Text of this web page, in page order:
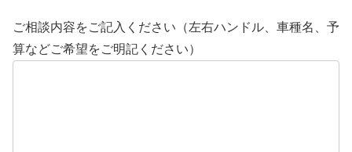
ご相談内容をご記入ください（左右ハンドル、車種名、予
算などご希望をご明記ください）